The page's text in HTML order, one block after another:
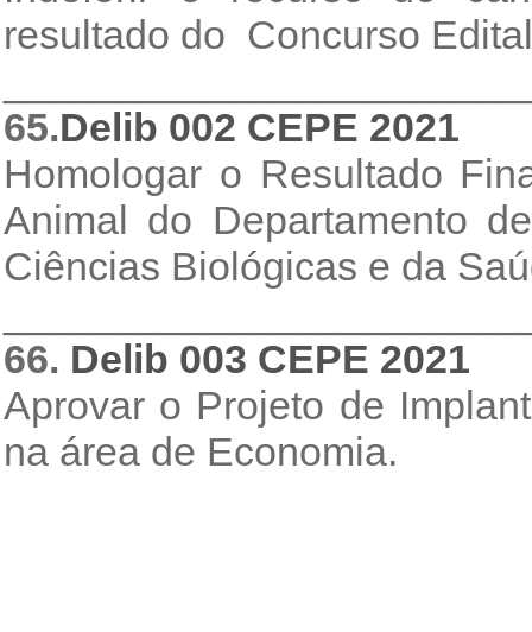
resultado do Concurso
65.Delib 002 CEPE 2021
Homologar o Resultado
Animal do Departamento
Ciências Biológicas e da
66. Delib 003 CEPE 2021
Aprovar o Projeto de
na área de Economia.